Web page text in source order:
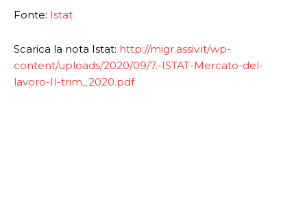
Fonte: Istat
Scarica la nota Istat: http://migr.assiv.it/wp-
content/uploads/2020/09/7.-ISTAT-Mercato-del-
lavoro-II-trim_2020.pdf